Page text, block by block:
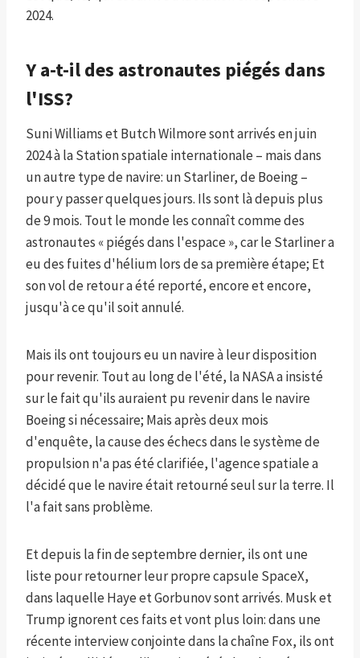
2024.
Y a-t-il des astronautes piégés dans
l'ISS?
Suni Williams et Butch Wilmore sont arrivés en juin
2024 à la Station spatiale internationale – mais dans
un autre type de navire: un Starliner, de Boeing –
pour y passer quelques jours. Ils sont là depuis plus
de 9 mois. Tout le monde les connaît comme des
astronautes « piégés dans l'espace », car le Starliner a
eu des fuites d'hélium lors de sa première étape; Et
son vol de retour a été reporté, encore et encore,
jusqu'à ce qu'il soit annulé.
Mais ils ont toujours eu un navire à leur disposition
pour revenir. Tout au long de l'été, la NASA a insisté
sur le fait qu'ils auraient pu revenir dans le navire
Boeing si nécessaire; Mais après deux mois
d'enquête, la cause des échecs dans le système de
propulsion n'a pas été clarifiée, l'agence spatiale a
décidé que le navire était retourné seul sur la terre. Il
l'a fait sans problème.
Et depuis la fin de septembre dernier, ils ont une
liste pour retourner leur propre capsule SpaceX,
dans laquelle Haye et Gorbunov sont arrivés. Musk et
Trump ignorent ces faits et vont plus loin: dans une
récente interview conjointe dans la chaîne Fox, ils ont